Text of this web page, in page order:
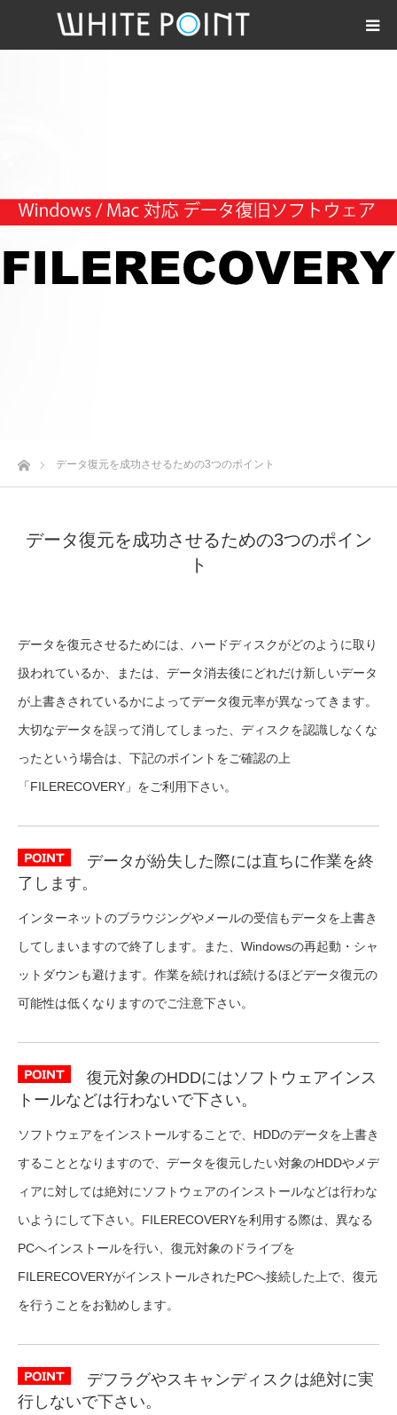
ホームデータ復元を成功させるための3つのポイント
データ復元を成功させるための3つのポイン
ト
データを復元させるためには、ハードディスクがどのように取り
扱われているか、または、データ消去後にどれだけ新しいデータ
が上書きされているかによってデータ復元率が異なってきます。
大切なデータを誤って消してしまった、ディスクを認識しなくな
ったという場合は、下記のポイントをご確認の上
「FILERECOVERY」をご利用下さい。
データが紛失した際には直ちに作業を終
了します。
インターネットのブラウジングやメールの受信もデータを上書き
してしまいますので終了します。また、Windowsの再起動・シャ
ットダウンも避けます。作業を続ければ続けるほどデータ復元の
可能性は低くなりますのでご注意下さい。
復元対象のHDDにはソフトウェアインス
トールなどは行わないで下さい。
ソフトウェアをインストールすることで、HDDのデータを上書き
することとなりますので、データを復元したい対象のHDDやメデ
ィアに対しては絶対にソフトウェアのインストールなどは行わな
いようにして下さい。FILERECOVERYを利用する際は、異なる
PCへインストールを行い、復元対象のドライブを
FILERECOVERYがインストールされたPCへ接続した上で、復元
を行うことをお勧めします。
デフラグやスキャンディスクは絶対に実
行しないで下さい。